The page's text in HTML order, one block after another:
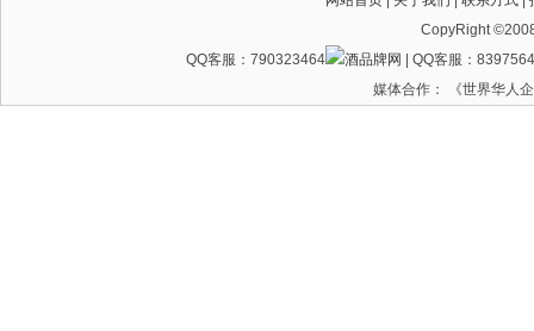
CopyRight
QQ客服：790323464
| QQ客服：
媒体合作： 《世界华人